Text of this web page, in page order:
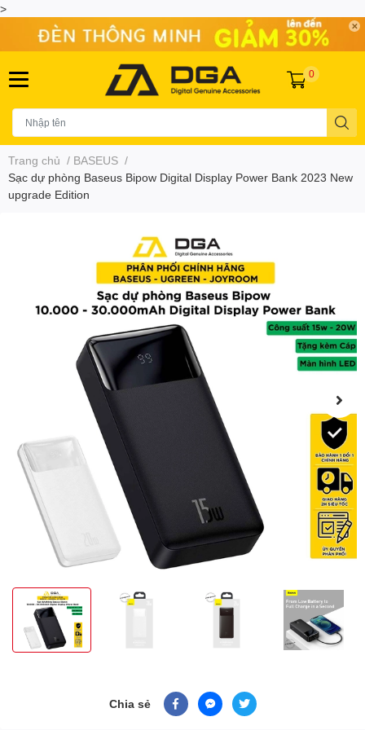
>
0
Trang chủ / BASEUS /
Sạc dự phòng Baseus Bipow Digital Display Power Bank 2023 New
upgrade Edition
Chia sẻ